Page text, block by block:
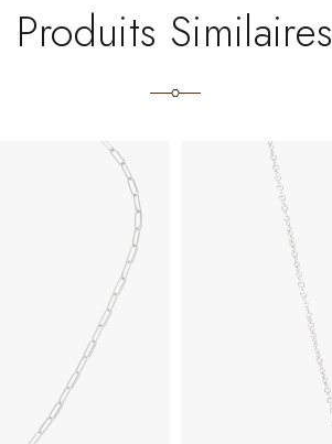
Produits Similaires